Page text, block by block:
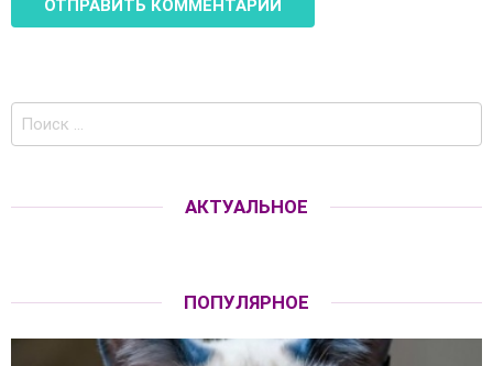
Поиск
по:
АКТУАЛЬНОЕ
ПОПУЛЯРНОЕ